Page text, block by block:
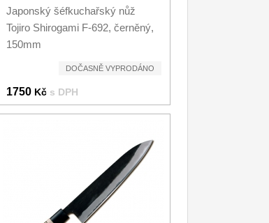
Japonský šéfkuchařský nůž
Tojiro Shirogami F-692, černěný,
150mm
DOČASNĚ VYPRODÁNO
1750 Kč s DPH